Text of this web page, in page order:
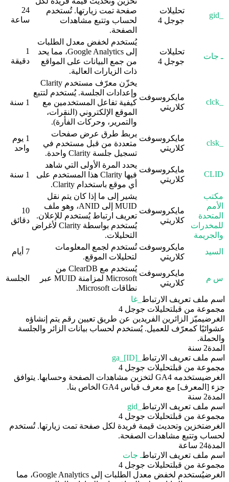
تحليلات
جوجل 4
صفحة تمت زيارتها. تُستخدم
لحساب وتتبع مشاهدات
الصفحة.
24
ساعة
ـ جات
تحليلات
جوجل 4
يُستخدم لخفض معدل الطلبات
إلى Google Analytics، مما يحد
من جمع البيانات على المواقع
ذات الزيارات العالية.
1
دقيقة
مايكروسوفت
كلاريتي
يخزّن معرّف مستخدم Clarity
وإعدادات الجلسة. يُستخدم لتتبع
كيفية تفاعل المستخدمين مع
الموقع الإلكتروني (النقرات،
والتمرير، وحركات الفأرة).
1 سنة
مايكروسوفت
كلاريتي
يربط طرق عرض صفحات
متعددة من قبل مستخدم في
تسجيل جلسة Clarity واحدة.
1 يوم
واحد
CLID
مايكروسوفت
كلاريتي
يحدد المرة الأولى التي شاهد
فيها Clarity هذا المستخدم على
أي موقع باستخدام Clarity.
1 سنة
مكتب
الأمم
المتحدة
للمخدرات
والجريمة
مايكروسوفت
كلاريتي
يشير إلى ما إذا كان يتم نقل
MUID إلى ANID، وهو ملف
تعريف ارتباط يُستخدم للإعلان.
يُستخدم بواسطة Clarity لأغراض
التحليلات.
10
دقائق
السيد
مايكروسوفت
كلاريتي
تُستخدم لجمع المعلومات
لتحليلات الموقع.
7 أيام
س م
مايكروسوفت
كلاريتي
يُستخدم مع ClearDB من
Microsoft لمزامنة MUID عبر
نطاقات Microsoft.
الجلسة
اسم ملف تعريف الارتباط _غا
مجموعة من قبلتحليلات جوجل 4
الغرضيميّز الزائرين الفريدين عن طريق تعيين رقم يتم إنشاؤه
عشوائيًا كمعرّف للعميل. يُستخدم لحساب بيانات الزائر والجلسة
والحملة.
المدة2 سنة
اسم ملف تعريف الارتباط
مجموعة من قبلتحليلات جوجل 4
الغرض
يستخدمه GA4 لتخزين مشاهدات الصفحة وحسابها. يتوافق
جزء [المعرف] مع معرف قياس GA4 الخاص بنا.
المدة2 سنة
اسم ملف تعريف الارتباط
مجموعة من قبلتحليلات جوجل 4
الغرضتخزين وتحديث قيمة فريدة لكل صفحة تمت زيارتها. تُستخدم
لحساب وتتبع مشاهدات الصفحة.
المدة24 ساعة
اسم ملف تعريف الارتباطـ جات
مجموعة من قبلتحليلات جوجل 4
الغرض
يُستخدم لخفض معدل الطلبات إلى Google Analytics، مما